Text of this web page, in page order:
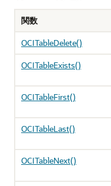
関数
OCITableDelete()
OCITableExists()
OCITableFirst()
OCITableLast()
OCITableNext()